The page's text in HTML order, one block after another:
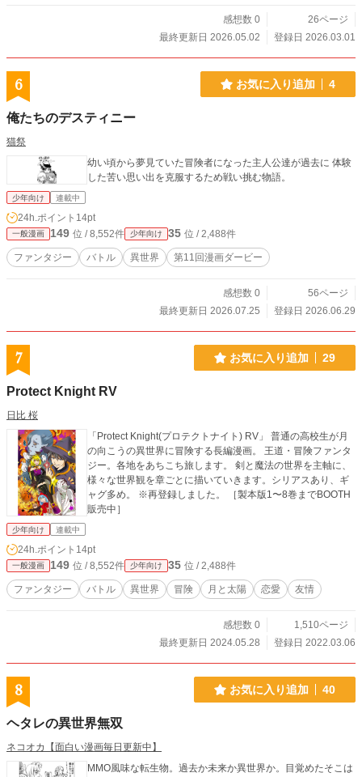
感想数 0
26ページ
最終更新日 2026.05.02
登録日 2026.03.01
6 お気に入り追加 4
俺たちのデスティニー
猫祭
幼い頃から夢見ていた冒険者になった主人公達が過去に 体験
した苦い思い出を克服するため戦い挑む物語。
少年向け 連載中
24h.ポイント 14pt
一般漫画 149 位 / 8,552件 少年向け 35 位 / 2,488件
ファンタジー バトル 異世界 第11回漫画ダービー
感想数 0
56ページ
最終更新日 2026.07.25
登録日 2026.06.29
7 お気に入り追加 29
Protect Knight RV
日比 桜
「Protect Knight(プロテクトナイト) RV」 普通の高校生が月
の向こうの異世界に冒険する長編漫画。 王道・冒険ファンタ
ジー。各地をあちこち旅します。 剣と魔法の世界を主軸に、
様々な世界観を章ごとに描いていきます。シリアスあり、ギ
ャグ多め。 ※再登録しました。 ［製本版1〜8巻までBOOTH
販売中］
少年向け 連載中
24h.ポイント 14pt
一般漫画 149 位 / 8,552件 少年向け 35 位 / 2,488件
ファンタジー バトル 異世界 冒険 月と太陽 恋愛 友情
感想数 0
1,510ページ
最終更新日 2024.05.28
登録日 2022.03.06
8 お気に入り追加 40
ヘタレの異世界無双
ネコオカ【面白い漫画毎日更新中】
MMO風味な転生物。過去か未来か異世界か。目覚めたそこは